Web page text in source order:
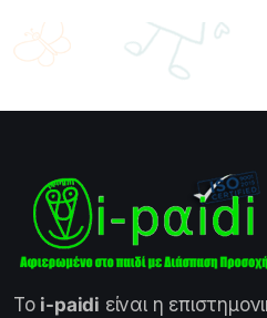
Το i-paidi είναι η